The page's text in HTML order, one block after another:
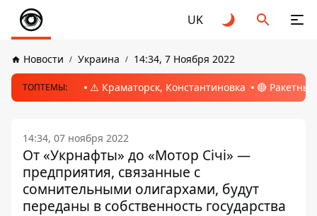
UK
Новости Украина 14:34, 7 Ноября 2022
ТОПТЕМЫ: ⚠️ Краматорск, Константиновка 🔴
14:34, 07 ноября 2022
От «Укрнафты» до «Мотор Сiчi» —
предприятия, связанные с
сомнительными олигархами, будут
переданы в собственность государства